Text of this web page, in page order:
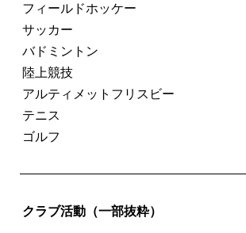
フィールドホッケー
サッカー
バドミントン
陸上競技
アルティメットフリスビー
テニス
ゴルフ
クラブ活動（一部抜粋）